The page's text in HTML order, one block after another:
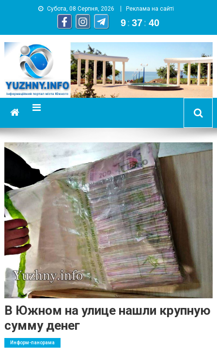
Субота, 08 Серпня, 2026 Реклама на сайті
9 : 37 : 41
YUZHNY.INFO
информационный портал города Южный
В Южном на улице нашли крупную
сумму денег
Информ-панорама